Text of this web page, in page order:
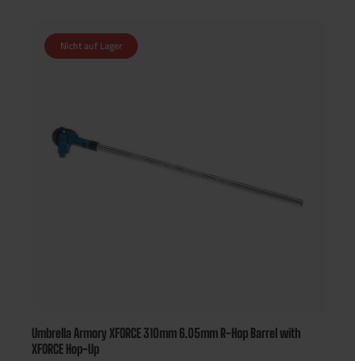
Nicht auf Lager
Umbrella Armory XFORCE 310mm 6.05mm R-Hop Barrel with
XFORCE Hop-Up